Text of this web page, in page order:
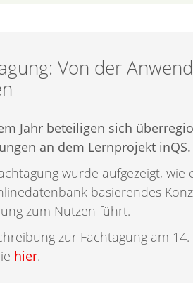
Von der
Jahr beteiligen sich
an dem Lernprojekt inQS.
wurde aufgezeigt, wie
basierendes
zum Nutzen führt.
zur Fachtagung am
hier.